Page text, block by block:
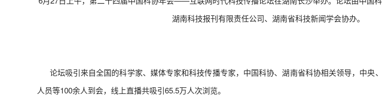
湖南科技报刊有限责任公司、湖南省科技新闻学会协办。
论坛吸引来自全国的科学家、媒体专家和科技传播专家，中国科协、湖南省科协相关领导，中央
人员等100余人到会，线上直播共吸引65.5万人次浏览。